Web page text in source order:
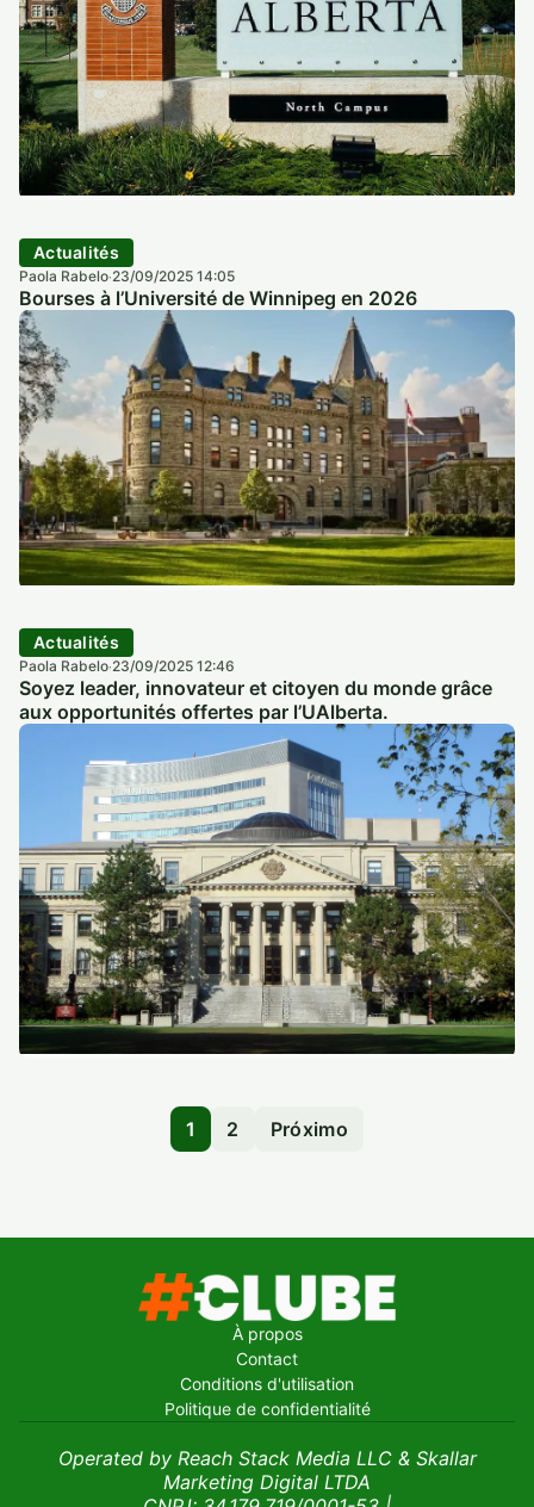
Actualités
Paola Rabelo·23/09/2025 14:05
Bourses à l’Université de Winnipeg en 2026
Actualités
Paola Rabelo·23/09/2025 12:46
Soyez leader, innovateur et citoyen du monde grâce
aux opportunités offertes par l’UAlberta.
1 2 Próximo
À propos
Contact
Conditions d'utilisation
Politique de confidentialité
Operated by Reach Stack Media LLC & Skallar
Marketing Digital LTDA